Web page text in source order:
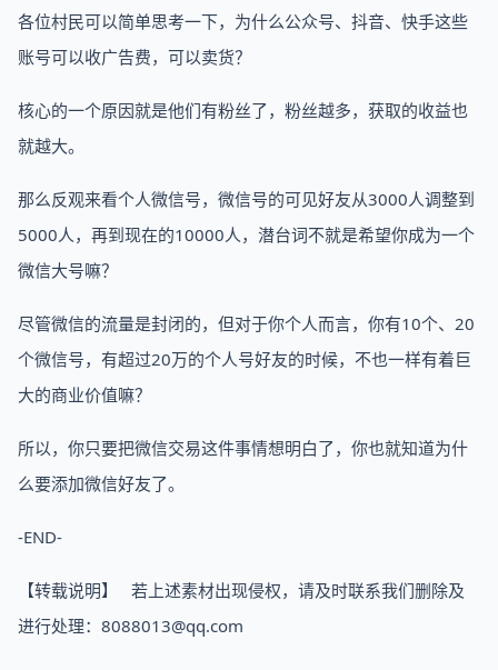
各位村民可以简单思考一下，为什么公众号、抖音、快手这些
账号可以收广告费，可以卖货？
核心的一个原因就是他们有粉丝了，粉丝越多，获取的收益也
就越大。
那么反观来看个人微信号，微信号的可见好友从3000人调整到
5000人，再到现在的10000人，潜台词不就是希望你成为一个
微信大号嘛？
尽管微信的流量是封闭的，但对于你个人而言，你有10个、20
个微信号，有超过20万的个人号好友的时候，不也一样有着巨
大的商业价值嘛？
所以，你只要把微信交易这件事情想明白了，你也就知道为什
么要添加微信好友了。
-END-
【转载说明】 若上述素材出现侵权，请及时联系我们删除及
进行处理：8088013@qq.com